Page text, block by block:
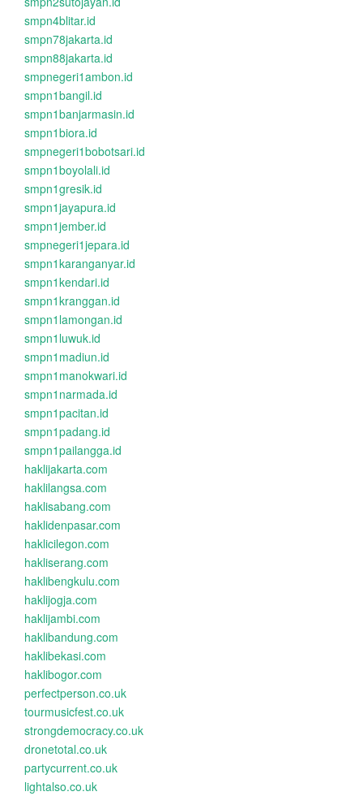
smpn4blitar.id
smpn78jakarta.id
smpn88jakarta.id
smpnegeri1ambon.id
smpn1bangil.id
smpn1banjarmasin.id
smpn1biora.id
smpnegeri1bobotsari.id
smpn1boyolali.id
smpn1gresik.id
smpn1jayapura.id
smpn1jember.id
smpnegeri1jepara.id
smpn1karanganyar.id
smpn1kendari.id
smpn1kranggan.id
smpn1lamongan.id
smpn1luwuk.id
smpn1madiun.id
smpn1manokwari.id
smpn1narmada.id
smpn1pacitan.id
smpn1padang.id
smpn1pailangga.id
haklijakarta.com
haklilangsa.com
haklisabang.com
haklidenpasar.com
haklicilegon.com
hakliserang.com
haklibengkulu.com
haklijogja.com
haklijambi.com
haklibandung.com
haklibekasi.com
haklibogor.com
perfectperson.co.uk
tourmusicfest.co.uk
strongdemocracy.co.uk
dronetotal.co.uk
partycurrent.co.uk
lightalso.co.uk